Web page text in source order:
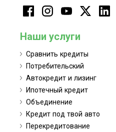
Наши услуги
Сравнить кредиты
Потребительский
Автокредит и лизинг
Ипотечный кредит
Объединение
Кредит под твой авто
Перекредитование